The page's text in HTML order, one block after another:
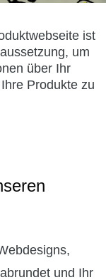
ist
um
über Ihr
Produkte zu
und Ihr